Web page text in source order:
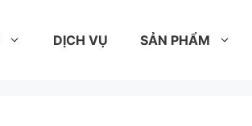
DỊCH VỤ SẢN PHẨM